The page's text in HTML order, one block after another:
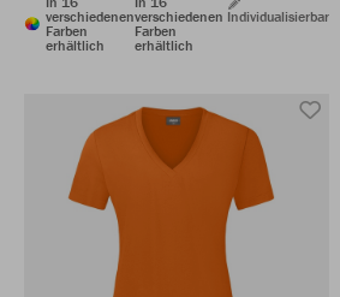
verschiedenen
Farben
erhältlich
verschiedenen
Farben
erhältlich
Individualisierbar